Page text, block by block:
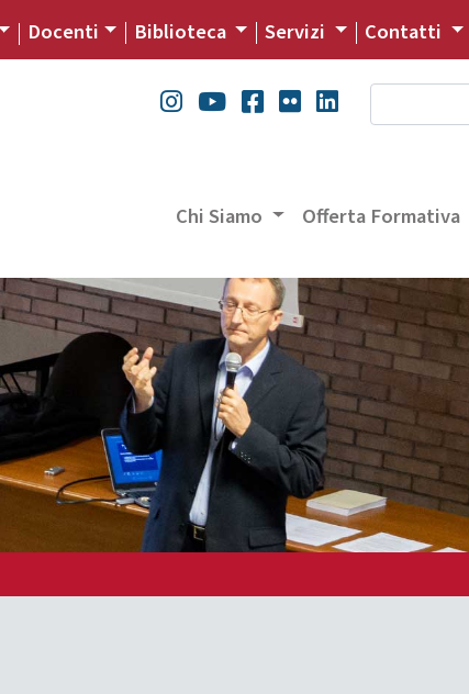
Docenti Biblioteca Servizi Contatti
Chi Siamo Offerta Formativa